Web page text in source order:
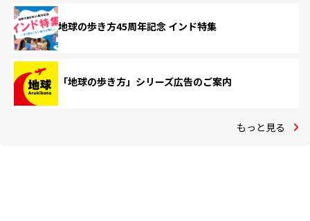
地球の歩き方45周年記念 インド特集
「地球の歩き方」シリーズ広告のご案内
もっと見る